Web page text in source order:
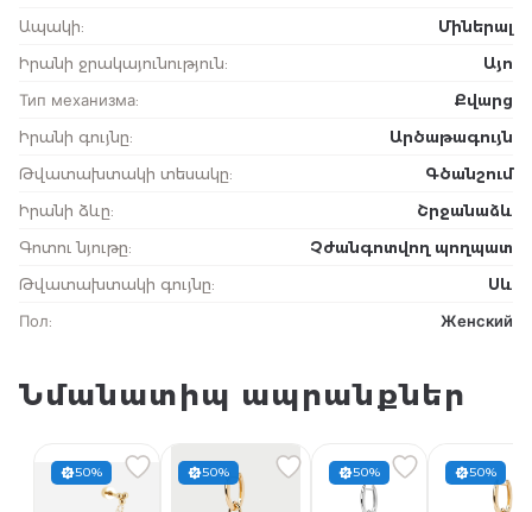
Ապակի:
Միներալ
Իրանի ջրակայունություն:
Այո
Тип механизма:
Քվարց
Իրանի գույնը:
Արծաթագույն
Թվատախտակի տեսակը:
Գծանշում
Իրանի ձևը:
Շրջանաձև
Գոտու նյութը:
Չժանգոտվող պողպատ
Թվատախտակի գույնը:
Սև
Пол: Женский
Նմանատիպ ապրանքներ
50% 50% 50% 50%